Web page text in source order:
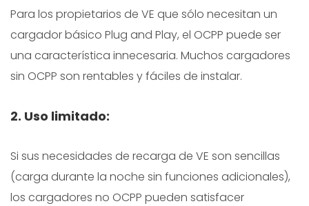
Para los propietarios de VE que sólo necesitan un
cargador básico Plug and Play, el OCPP puede ser
una característica innecesaria. Muchos cargadores
sin OCPP son rentables y fáciles de instalar.
2. Uso limitado:
Si sus necesidades de recarga de VE son sencillas
(carga durante la noche sin funciones adicionales),
los cargadores no OCPP pueden satisfacer